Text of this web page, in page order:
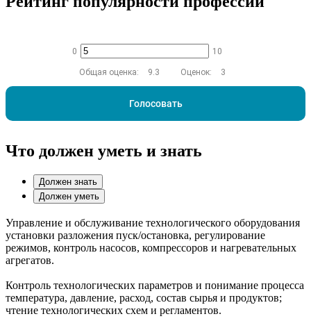
0 10
Общая оценка: 9.3 Оценок: 3
Голосовать
Что должен уметь и знать
Должен знать
Должен уметь
Управление и обслуживание технологического оборудования
установки разложения пуск/остановка, регулирование
режимов, контроль насосов, компрессоров и нагревательных
агрегатов.
Контроль технологических параметров и понимание процесса
температура, давление, расход, состав сырья и продуктов;
чтение технологических схем и регламентов.